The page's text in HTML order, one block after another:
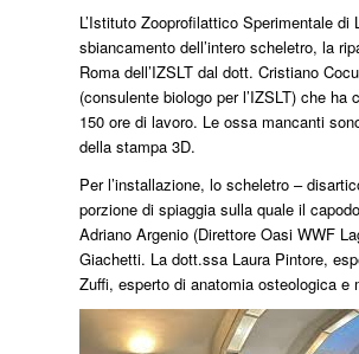
L’Istituto Zooprofilattico Sperimentale
sbiancamento dell’intero scheletro, la
Roma dell’IZSLT dal dott. Cristiano
(consulente biologo per l’IZSLT) che
150 ore di lavoro. Le ossa mancanti
della stampa 3D.
Per l’installazione, lo scheletro –
porzione di spiaggia sulla quale il
Adriano Argenio (Direttore Oasi WWF
Giachetti. La dott.ssa Laura Pintore,
Zuffi, esperto di anatomia osteologica e